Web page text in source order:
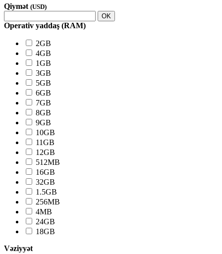
Qiymət (USD)
OK
Operativ yaddaş (RAM)
2GB
4GB
1GB
3GB
5GB
6GB
7GB
8GB
9GB
10GB
11GB
12GB
512MB
16GB
32GB
1.5GB
256MB
4MB
24GB
18GB
Vəziyyət